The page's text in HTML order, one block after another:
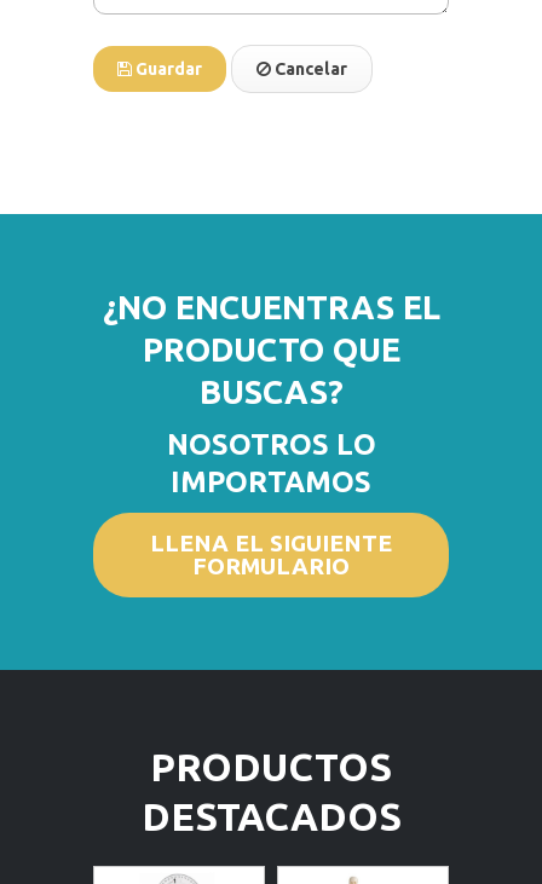
Guardar Cancelar
¿NO ENCUENTRAS EL
PRODUCTO QUE
BUSCAS?
NOSOTROS LO
IMPORTAMOS
LLENA EL SIGUIENTE
FORMULARIO
PRODUCTOS
DESTACADOS